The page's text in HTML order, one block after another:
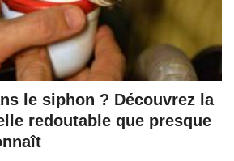
le siphon ? Découvrez la
redoutable que presque